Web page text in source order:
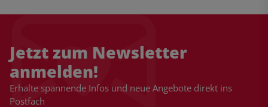
Jetzt zum Newsletter
anmelden!
Erhalte spannende Infos und neue Angebote direkt ins
Postfach